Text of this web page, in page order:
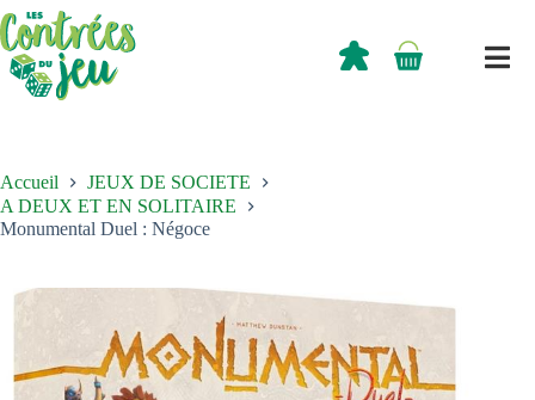
Passer
au
contenu
Panier
0,00
Accueil
JEUX DE SOCIETE
A DEUX ET EN SOLITAIRE
Monumental Duel : Négoce